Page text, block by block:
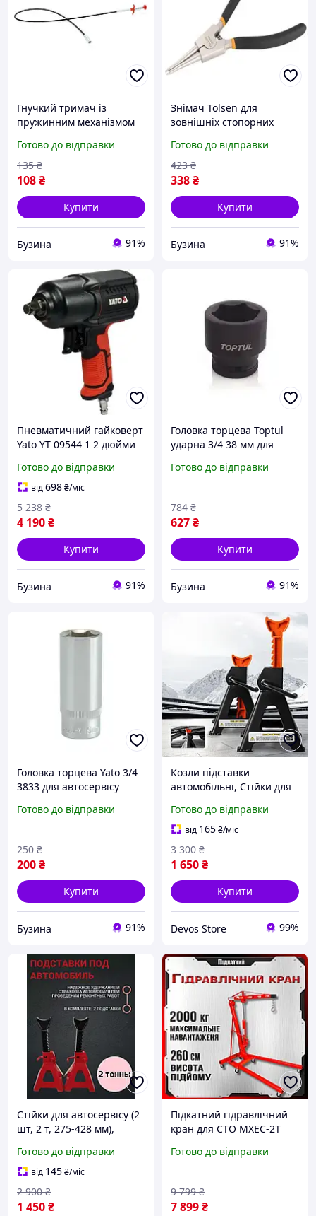
Гнучкий тримач із
пружинним механізмом
екстрактор для
автосервісу buzyna
Готово до відправки
108₴
135 ₴
Купити
Бузина 91%
Знімач Tolsen для
зовнішніх стопорних
для автосервісу buzyna
Готово до відправки
338₴
423 ₴
Купити
Бузина 91%
Пневматичний гайковерт
Yato YT 09544 1 2 дюйми
автосервісу buzyna
Готово до відправки
від698₴/міс
4 190₴
5 238 ₴
Купити
Бузина 91%
Головка торцева Toptul
ударна 3/4 38 мм для
Готово до відправки
627₴
784 ₴
Купити
Бузина 91%
Головка торцева Yato 3/4
3833 для автосервісу
Готово до відправки
200₴
250 ₴
Купити
Бузина 91%
Козли підставки
автомобільні, Стійки для
Польща), DVS
Готово до відправки
від 165₴/міс
1 650₴
3 300 ₴
Купити
Devos Store 99%
Стійки для автосервісу (2
шт, 2 т, 275-428 мм),
підставок, DVS
Готово до відправки
від 145₴/міс
1 450₴
2 900 ₴
Підкатний гідравлічний
кран для СТО MXEC-2T
підкатний гаражний
автосервісу
Готово до відправки
7 899₴
9 799 ₴